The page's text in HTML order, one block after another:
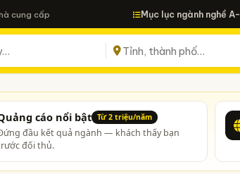
cung cấp Mục lục ngành nghề
cáo nổi bật Từ 2 triệu/năm
đầu kết quả ngành — khách thấy bạn
đối thủ.